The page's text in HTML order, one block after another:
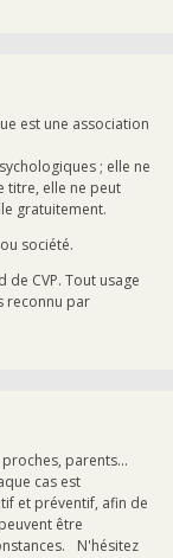
est une association
; elle ne
titre, elle ne peut
gratuitement.
société.
CVP. Tout usage
reconnu par
parents...
cas est
et préventif, afin de
être
N'hésitez